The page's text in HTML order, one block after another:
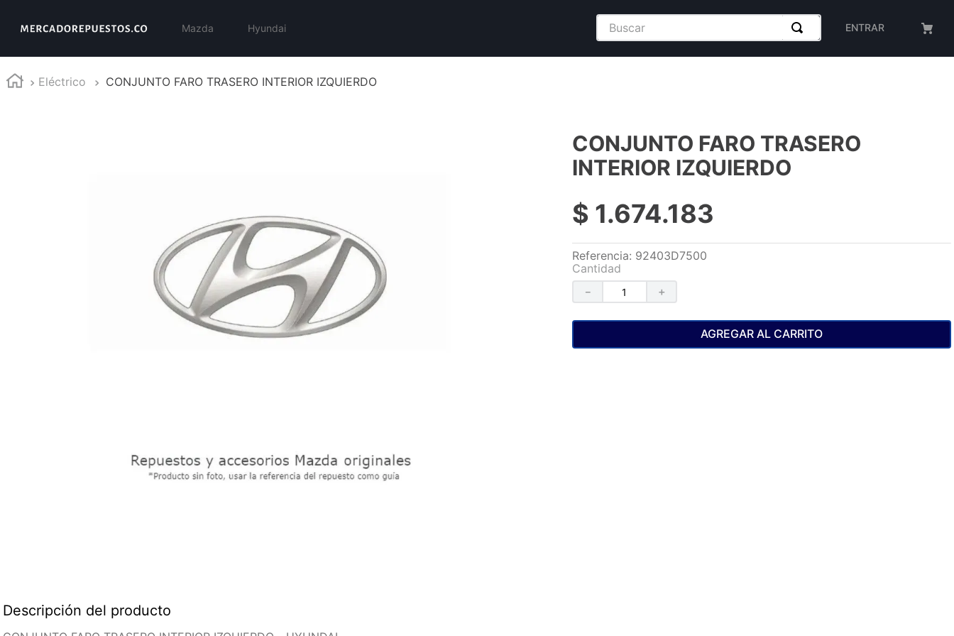
Mazda Hyundai
Buscar
ENTRAR
Eléctrico CONJUNTO FARO TRASERO INTERIOR IZQUIERDO
CONJUNTO FARO TRASERO
INTERIOR IZQUIERDO
$ 1.674.183
Referencia: 92403D7500
Cantidad
＋
－
AGREGAR AL CARRITO
Descripción del producto